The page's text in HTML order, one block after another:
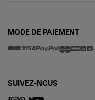
MODE DE PAIEMENT
SUIVEZ-NOUS